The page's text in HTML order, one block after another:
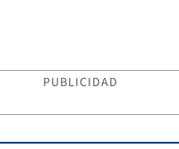
PUBLICIDAD